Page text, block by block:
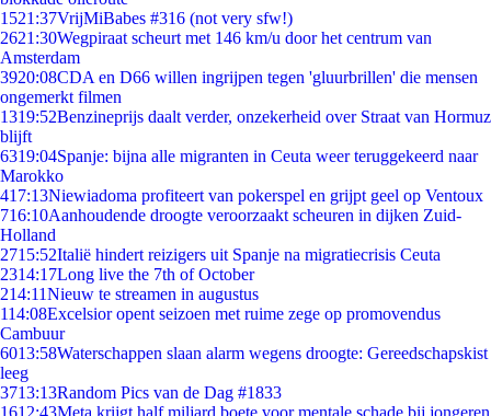
1521:37VrijMiBabes #316 (not very sfw!)
2621:30Wegpiraat scheurt met 146 km/u door het centrum van
Amsterdam
3920:08CDA en D66 willen ingrijpen tegen 'gluurbrillen' die mensen
ongemerkt filmen
1319:52Benzineprijs daalt verder, onzekerheid over Straat van Hormuz
blijft
6319:04Spanje: bijna alle migranten in Ceuta weer teruggekeerd naar
Marokko
417:13Niewiadoma profiteert van pokerspel en grijpt geel op Ventoux
716:10Aanhoudende droogte veroorzaakt scheuren in dijken Zuid-
Holland
2715:52Italië hindert reizigers uit Spanje na migratiecrisis Ceuta
2314:17Long live the 7th of October
214:11Nieuw te streamen in augustus
114:08Excelsior opent seizoen met ruime zege op promovendus
Cambuur
6013:58Waterschappen slaan alarm wegens droogte: Gereedschapskist
leeg
3713:13Random Pics van de Dag #1833
1612:43Meta krijgt half miljard boete voor mentale schade bij jongeren